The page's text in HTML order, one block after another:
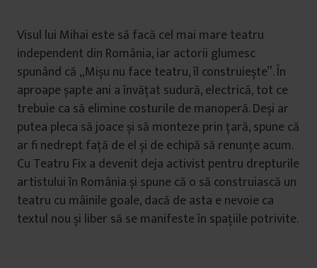
Visul lui Mihai este să facă cel mai mare teatru
independent din România, iar actorii glumesc
spunând că „Mișu nu face teatru, îl construiește”. În
aproape șapte ani a învățat sudură, electrică, tot ce
trebuie ca să elimine costurile de manoperă. Deși ar
putea pleca să joace și să monteze prin țară, spune că
ar fi nedrept față de el și de echipă să renunțe acum.
Cu Teatru Fix a devenit deja activist pentru drepturile
artistului în România și spune că o să construiască un
teatru cu mâinile goale, dacă de asta e nevoie ca
textul nou și liber să se manifeste în spațiile potrivite.